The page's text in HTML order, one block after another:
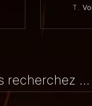
T.
recherchez ...